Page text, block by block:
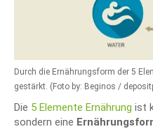
Durch die Ernährungsform der 5
gestärkt. (Foto by: Beginos /
Die 5 Elemente Ernährung ist
sondern eine